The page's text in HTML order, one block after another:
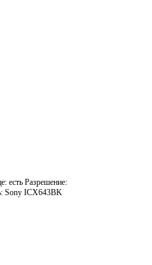
есть Разрешение:
Sony ICX643BK